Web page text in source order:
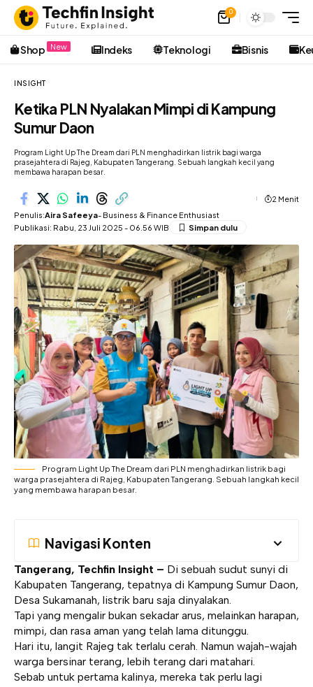
0
Shop New Indeks Teknologi Bisnis
INSIGHT
Ketika PLN Nyalakan Mimpi di Kampung
Sumur Daon
Program Light Up The Dream dari PLN menghadirkan listrik bagi warga
prasejahtera di Rajeg, Kabupaten Tangerang. Sebuah langkah kecil yang
membawa harapan besar.
Penulis:Aira Safeeya- Business & Finance Enthusiast
Publikasi: Rabu, 23 Juli 2025 - 06.56 WIB
2 Menit
Program Light Up The Dream dari PLN menghadirkan listrik bagi
warga prasejahtera di Rajeg, Kabupaten Tangerang. Sebuah langkah kecil
yang membawa harapan besar.
Navigasi Konten
Tangerang, Techfin Insight – Di sebuah sudut sunyi di
Kabupaten Tangerang, tepatnya di Kampung Sumur Daon,
Desa Sukamanah, listrik baru saja dinyalakan.
Tapi yang mengalir bukan sekadar arus, melainkan harapan,
mimpi, dan rasa aman yang telah lama ditunggu.
Hari itu, langit Rajeg tak terlalu cerah. Namun wajah-wajah
warga bersinar terang, lebih terang dari matahari.
Sebab untuk pertama kalinya, mereka tak perlu lagi